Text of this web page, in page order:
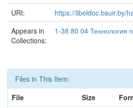
URI:
https://libeldoc.bsuir.by/
Appears in
Collections:
1-38 80 04 Технология
Files in This Item:
File
Size